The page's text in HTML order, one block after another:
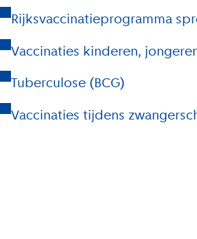
Rijksvaccinatieprogramma
Vaccinaties kinderen,
Tuberculose (BCG)
Vaccinaties tijdens